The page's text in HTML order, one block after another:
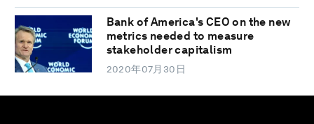
Bank of America's CEO on the new
metrics needed to measure
stakeholder capitalism
2020年07月30日